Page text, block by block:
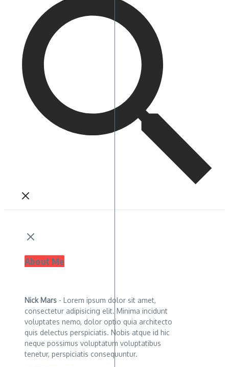
About Me
Nick Mars - Lorem ipsum dolor sit amet,
consectetur adipisicing elit. Minima incidunt
voluptates nemo, dolor optio quia architecto
quis delectus perspiciatis. Nobis atque id hic
neque possimus voluptatum voluptatibus
tenetur, perspiciatis consequuntur.